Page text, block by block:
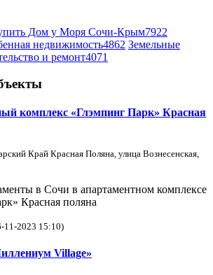
Дом у Моря Сочи-Крым7922
недвижимость4862 Земельные
и ремонт4071
комплекс «Глэмпинг Парк» Красная
Край Красная Поляна, улица Вознесенская,
в Сочи в апартаментном комплексе
Красная поляна
11-2023 15:10)
Village»